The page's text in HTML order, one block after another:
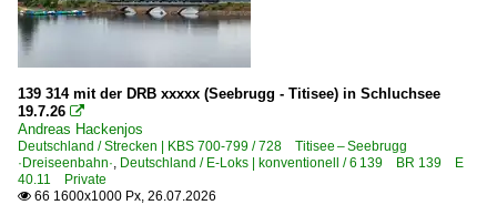
3 364 BR 364 ·DB V 60· funkferngesteuerte DB 260
3 323/324 BR 323 · 324 ·DB Köf II/Lg II, Köf III·
Dieseltriebzüge | 95 80
139 314 mit der DRB xxxxx (Seebrugg - Titisee) in Schluchsee
19.7.26 
Andreas Hackenjos
Deutschland / Strecken | KBS 700-799 / 728 Titisee – Seebrugg
·Dreiseenbahn·, Deutschland / E-Loks | konventionell / 6 139 BR 139 E
40.11 Private
 66 1600x1000 Px, 26.07.2026